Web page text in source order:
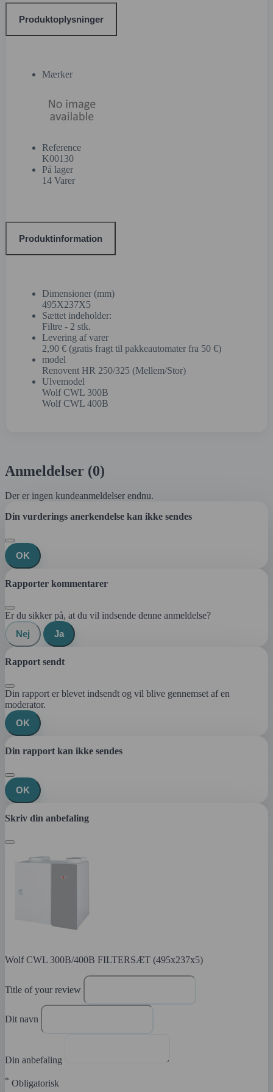
Produktoplysninger
Mærker
Reference
K00130
På lager
14 Varer
Produktinformation
Dimensioner (mm)
495X237X5
Sættet indeholder:
Filtre - 2 stk.
Levering af varer
2,90 € (gratis fragt til pakkeautomater fra 50 €)
model
Renovent HR 250/325 (Mellem/Stor)
Ulvemodel
Wolf CWL 300B
Wolf CWL 400B
Anmeldelser (0)
Der er ingen kundeanmeldelser endnu.
Din vurderings anerkendelse kan ikke sendes
OK
Rapporter kommentarer
Er du sikker på, at du vil indsende denne anmeldelse?
Nej
Ja
Rapport sendt
Din rapport er blevet indsendt og vil blive gennemset af en
moderator.
OK
Din rapport kan ikke sendes
OK
Skriv din anbefaling
Wolf CWL 300B/400B FILTERSÆT (495x237x5)
Title of your review
Dit navn
Din anbefaling
* Obligatorisk